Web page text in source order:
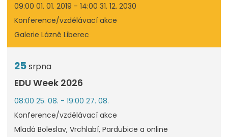
09:00 01. 01. 2019 - 14:00 31. 12. 2030
Konference/vzdělávací akce
Galerie Lázně Liberec
25srpna
EDU Week 2026
08:00 25. 08. - 19:00 27. 08.
Konference/vzdělávací akce
Mladá Boleslav, Vrchlabí, Pardubice a online